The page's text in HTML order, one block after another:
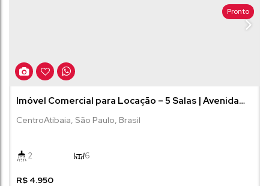
Pronto
Imóvel Comercial para Locação – 5 Salas | Avenida
São João
R$ 4.950
CentroAtibaia, São Paulo, Brasil
2 6